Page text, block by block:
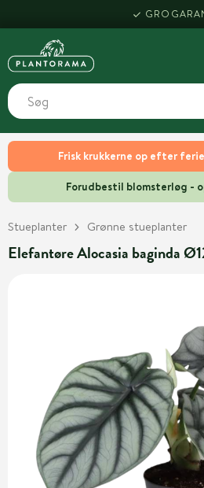
Frisk krukkerne op efter
Forudbestil blomsterløg -
Stueplanter Grønne stueplanter
Elefantøre Alocasia baginda